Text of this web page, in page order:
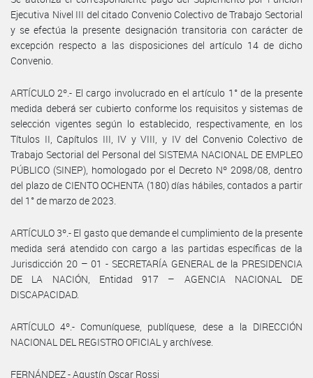
Ejecutiva Nivel III del citado Convenio Colectivo de Trabajo Sectorial
y se efectúa la presente designación transitoria con carácter de
excepción respecto a las disposiciones del artículo 14 de dicho
Convenio.
ARTÍCULO 2º.- El cargo involucrado en el artículo 1° de la presente
medida deberá ser cubierto conforme los requisitos y sistemas de
selección vigentes según lo establecido, respectivamente, en los
Títulos II, Capítulos III, IV y VIII, y IV del Convenio Colectivo de
Trabajo Sectorial del Personal del SISTEMA NACIONAL DE EMPLEO
PÚBLICO (SINEP), homologado por el Decreto Nº 2098/08, dentro
del plazo de CIENTO OCHENTA (180) días hábiles, contados a partir
del 1° de marzo de 2023.
ARTÍCULO 3º.- El gasto que demande el cumplimiento de la presente
medida será atendido con cargo a las partidas específicas de la
Jurisdicción 20 – 01 - SECRETARÍA GENERAL de la PRESIDENCIA
DE LA NACIÓN, Entidad 917 – AGENCIA NACIONAL DE
DISCAPACIDAD.
ARTÍCULO 4º.- Comuníquese, publíquese, dese a la DIRECCIÓN
NACIONAL DEL REGISTRO OFICIAL y archívese.
FERNÁNDEZ - Agustín Oscar Rossi